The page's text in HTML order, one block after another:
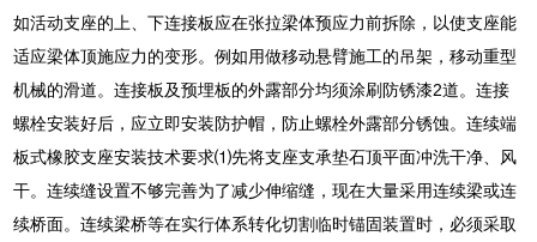
如活动支座的上、下连接板应在张拉梁体预应力前拆除，以使支座能
适应梁体顶施应力的变形。例如用做移动悬臂施工的吊架，移动重型
机械的滑道。连接板及预埋板的外露部分均须涂刷防锈漆2道。连接
螺栓安装好后，应立即安装防护帽，防止螺栓外露部分锈蚀。连续端
板式橡胶支座安装技术要求⑴先将支座支承垫石顶平面冲洗干净、风
干。连续缝设置不够完善为了减少伸缩缝，现在大量采用连续梁或连
续桥面。连续梁桥等在实行体系转化切割临时锚固装置时，必须采取